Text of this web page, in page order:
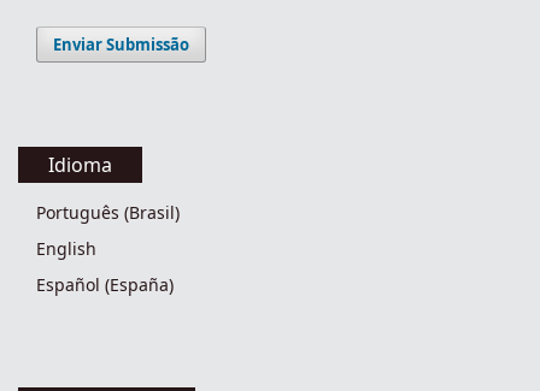
Enviar Submissão
Idioma
Português (Brasil)
English
Español (España)